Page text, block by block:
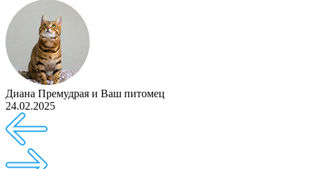
Диана Премудрая и Ваш питомец
24.02.2025